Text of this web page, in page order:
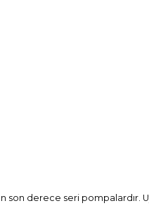
son derece seri